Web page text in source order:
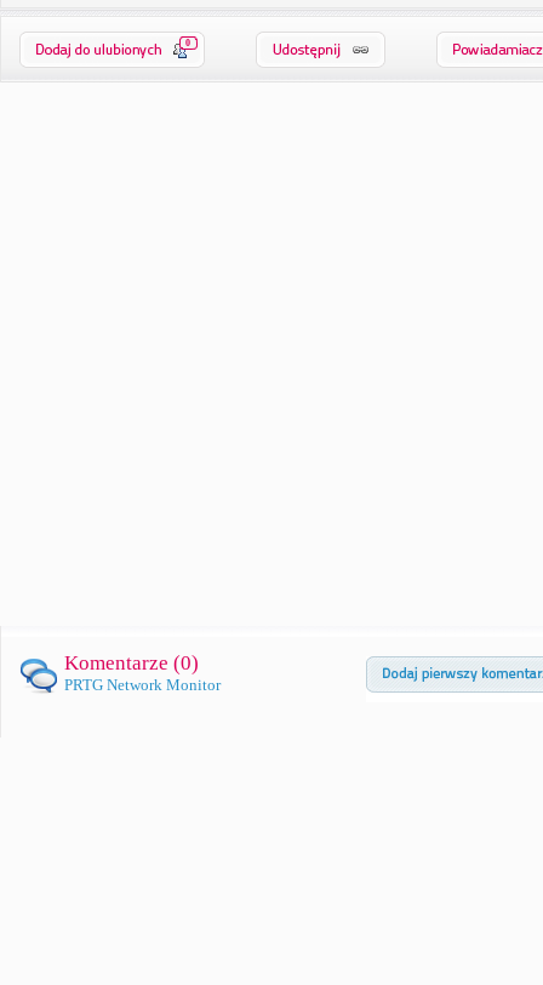
0
Komentarze (0)
PRTG Network Monitor